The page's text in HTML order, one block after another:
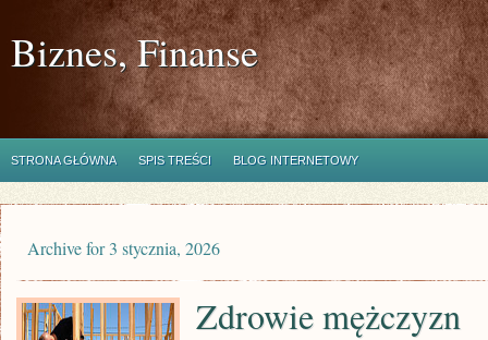
Biznes, Finanse
STRONA GŁÓWNA SPIS TREŚCI BLOG INTERNETOWY
Archive for 3 stycznia, 2026
Zdrowie mężczyzn